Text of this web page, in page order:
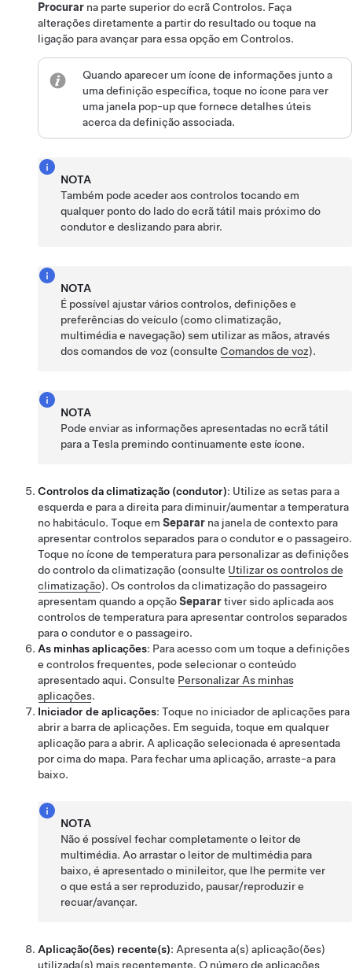
Procurar na parte superior do ecrã Controlos. Faça
alterações diretamente a partir do resultado ou toque na
ligação para avançar para essa opção em Controlos.
Quando aparecer um ícone de informações junto a
uma definição específica, toque no ícone para ver
uma janela pop-up que fornece detalhes úteis
acerca da definição associada.
NOTA
Também pode aceder aos controlos tocando em
qualquer ponto do lado do ecrã tátil mais próximo do
condutor e deslizando para abrir.
NOTA
É possível ajustar vários controlos, definições e
preferências do veículo (como climatização,
multimédia e navegação) sem utilizar as mãos, através
dos comandos de voz (consulte Comandos de voz).
NOTA
Pode enviar as informações apresentadas no ecrã tátil
para a Tesla premindo continuamente este ícone.
Controlos da climatização (condutor): Utilize as setas para a
esquerda e para a direita para diminuir/aumentar a temperatura
no habitáculo. Toque em Separar na janela de contexto para
apresentar controlos separados para o condutor e o passageiro.
Toque no ícone de temperatura para personalizar as definições
do controlo da climatização (consulte Utilizar os controlos de
climatização). Os controlos da climatização do passageiro
apresentam quando a opçãoSeparartiver sido aplicada aos
controlos de temperatura para apresentar controlos separados
para o condutor e o passageiro.
As minhas aplicações: Para acesso com um toque a definições
e controlos frequentes, pode selecionar o conteúdo
apresentado aqui. Consulte Personalizar As minhas
aplicações.
Iniciador de aplicações: Toque no iniciador de aplicações para
abrir a barra de aplicações. Em seguida, toque em qualquer
aplicação para a abrir. A aplicação selecionada é apresentada
por cima do mapa. Para fechar uma aplicação, arraste-a para
baixo.
NOTA
Não é possível fechar completamente o leitor de
multimédia. Ao arrastar o leitor de multimédia para
baixo, é apresentado o minileitor, que lhe permite ver
o que está a ser reproduzido, pausar/reproduzir e
recuar/avançar.
Aplicação(ões) recente(s): Apresenta a(s) aplicação(ões)
utilizada(s) mais recentemente. O número de aplicações